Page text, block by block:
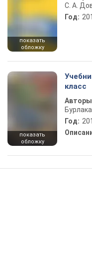
показать
обложку
С. А.
Год:
показать
обложку
класс
Бурлака
Год: